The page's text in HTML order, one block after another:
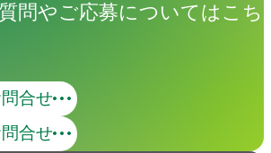
問やご応募についてはこち
合せ
合せ